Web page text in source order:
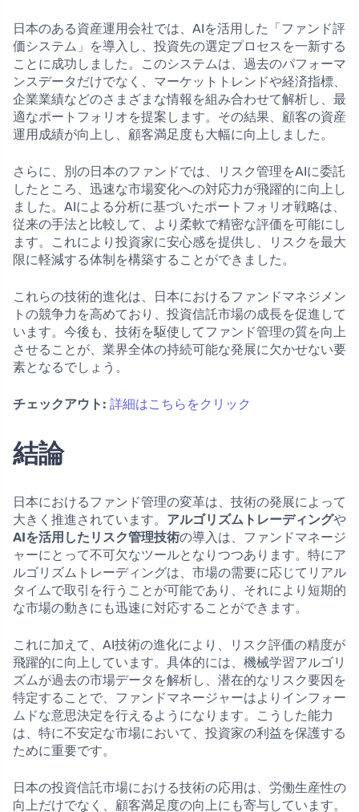
日本のある資産運用会社では、AIを活用した「ファンド評
価システム」を導入し、投資先の選定プロセスを一新する
ことに成功しました。このシステムは、過去のパフォーマ
ンスデータだけでなく、マーケットトレンドや経済指標、
企業業績などのさまざまな情報を組み合わせて解析し、最
適なポートフォリオを提案します。その結果、顧客の資産
運用成績が向上し、顧客満足度も大幅に向上しました。
さらに、別の日本のファンドでは、リスク管理をAIに委託
したところ、迅速な市場変化への対応力が飛躍的に向上し
ました。AIによる分析に基づいたポートフォリオ戦略は、
従来の手法と比較して、より柔軟で精密な評価を可能にし
ます。これにより投資家に安心感を提供し、リスクを最大
限に軽減する体制を構築することができました。
これらの技術的進化は、日本におけるファンドマネジメン
トの競争力を高めており、投資信託市場の成長を促進して
います。今後も、技術を駆使してファンド管理の質を向上
させることが、業界全体の持続可能な発展に欠かせない要
素となるでしょう。
チェックアウト: 詳細はこちらをクリック
結論
日本におけるファンド管理の変革は、技術の発展によって
大きく推進されています。 アルゴリズムトレーディングや
AIを活用したリスク管理技術の導入は、ファンドマネージ
ャーにとって不可欠なツールとなりつつあります。特にア
ルゴリズムトレーディングは、市場の需要に応じてリアル
タイムで取引を行うことが可能であり、それにより短期的
な市場の動きにも迅速に対応することができます。
これに加えて、AI技術の進化により、リスク評価の精度が
飛躍的に向上しています。具体的には、機械学習アルゴリ
ズムが過去の市場データを解析し、潜在的なリスク要因を
特定することで、ファンドマネージャーはよりインフォー
ムドな意思決定を行えるようになります。こうした能力
は、特に不安定な市場において、投資家の利益を保護する
ために重要です。
日本の投資信託市場における技術の応用は、労働生産性の
向上だけでなく、顧客満足度の向上にも寄与しています。